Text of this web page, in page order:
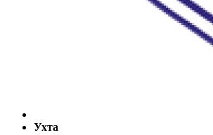
Ухта